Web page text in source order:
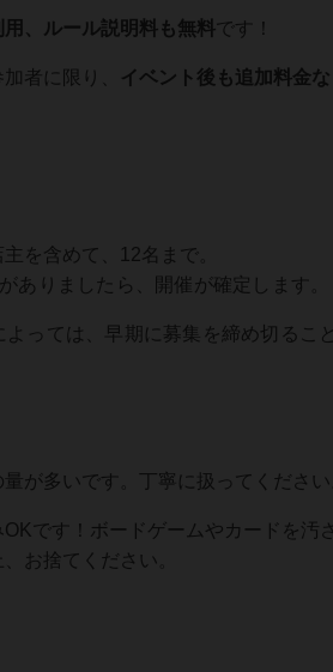
、ルール説明料も無料です！
者に限り、
イベント後も追加料金
を含めて、12名まで。
ありましたら、開催が確定します。
よっては、早期に募集を締め切るこ
量が多いです。丁寧に扱ってくださ
OKです！ボードゲームやカードを汚
お捨てください。